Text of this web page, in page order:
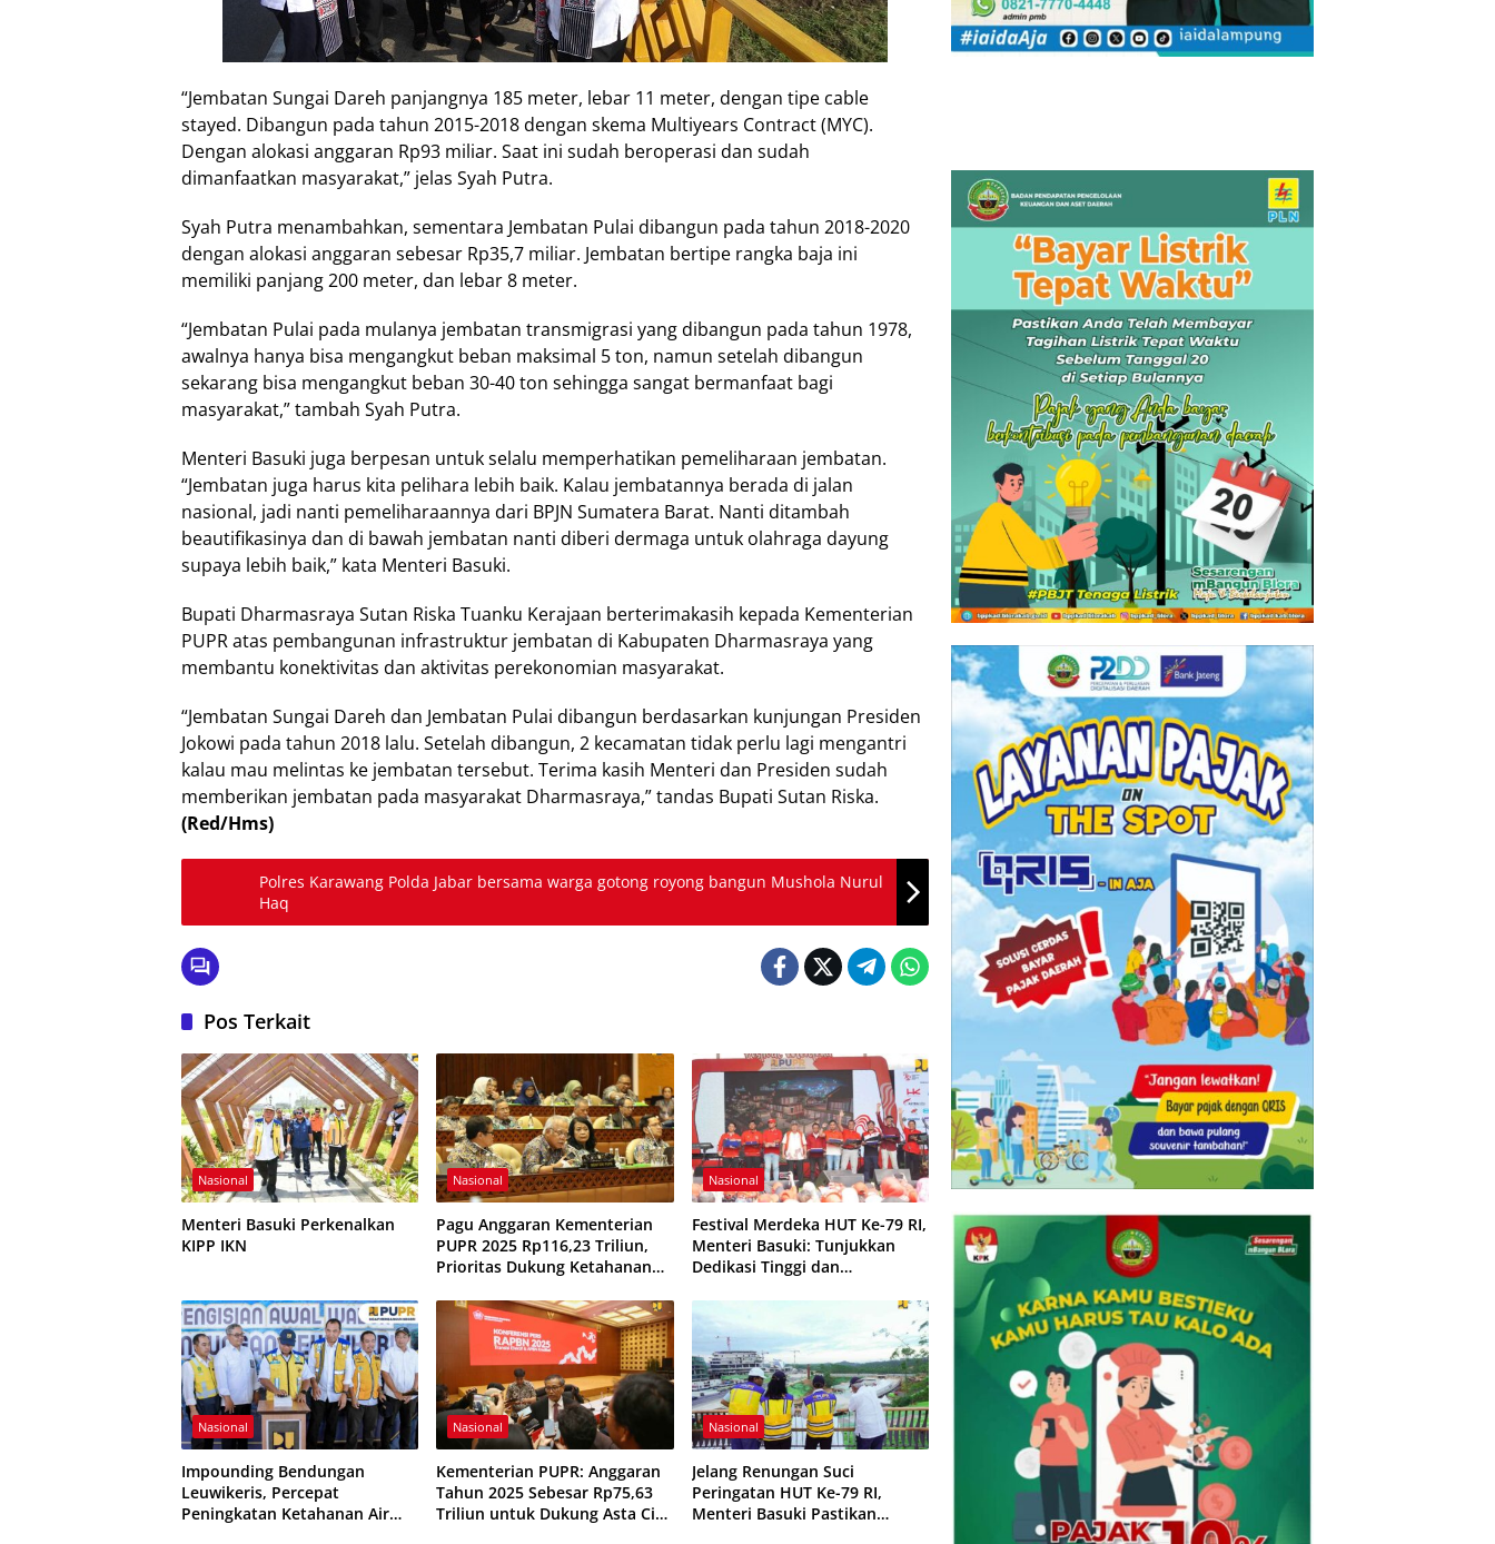
“Jembatan Sungai Dareh panjangnya 185 meter, lebar 11 meter, dengan tipe cable
stayed. Dibangun pada tahun 2015-2018 dengan skema Multiyears Contract (MYC).
Dengan alokasi anggaran Rp93 miliar. Saat ini sudah beroperasi dan sudah
dimanfaatkan masyarakat,” jelas Syah Putra.
Syah Putra menambahkan, sementara Jembatan Pulai dibangun pada tahun 2018-2020
dengan alokasi anggaran sebesar Rp35,7 miliar. Jembatan bertipe rangka baja ini
memiliki panjang 200 meter, dan lebar 8 meter.
“Jembatan Pulai pada mulanya jembatan transmigrasi yang dibangun pada tahun 1978,
awalnya hanya bisa mengangkut beban maksimal 5 ton, namun setelah dibangun
sekarang bisa mengangkut beban 30-40 ton sehingga sangat bermanfaat bagi
masyarakat,” tambah Syah Putra.
Menteri Basuki juga berpesan untuk selalu memperhatikan pemeliharaan jembatan.
“Jembatan juga harus kita pelihara lebih baik. Kalau jembatannya berada di jalan
nasional, jadi nanti pemeliharaannya dari BPJN Sumatera Barat. Nanti ditambah
beautifikasinya dan di bawah jembatan nanti diberi dermaga untuk olahraga dayung
supaya lebih baik,” kata Menteri Basuki.
Bupati Dharmasraya Sutan Riska Tuanku Kerajaan berterimakasih kepada Kementerian
PUPR atas pembangunan infrastruktur jembatan di Kabupaten Dharmasraya yang
membantu konektivitas dan aktivitas perekonomian masyarakat.
“Jembatan Sungai Dareh dan Jembatan Pulai dibangun berdasarkan kunjungan Presiden
Jokowi pada tahun 2018 lalu. Setelah dibangun, 2 kecamatan tidak perlu lagi mengantri
kalau mau melintas ke jembatan tersebut. Terima kasih Menteri dan Presiden sudah
memberikan jembatan pada masyarakat Dharmasraya,” tandas Bupati Sutan Riska.
(Red/Hms)
Polres Karawang Polda Jabar bersama warga gotong royong bangun Mushola Nurul
Haq
Pos Terkait
Nasional
Menteri Basuki Perkenalkan
KIPP IKN
Nasional
Pagu Anggaran Kementerian
PUPR 2025 Rp116,23 Triliun,
Prioritas Dukung Ketahanan
Pembangunan IKN
Nasional
Festival Mеrdеkа HUT Ke-79 RI,
Mеntеrі Bаѕukі: Tunjukkаn
Dеdіkаѕі Tinggi dаn
Indоnеѕіа
Nasional
Imроundіng Bеndungаn
Leuwikeris, Pеrсераt
Pеnіngkаtаn Kеtаhаnаn Air
Nasional
Kementerian PUPR: Anggaran
Tahun 2025 Sebesar Rp75,63
Triliun untuk Dukung Asta Cita
Nasional
Jelang Renungan Suci
Peringatan HUT Ke-79 RI,
Menteri Basuki Pastikan